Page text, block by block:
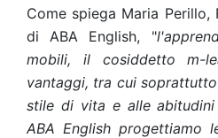
Come spiega Maria Perillo,
di ABA English, "
mobili, il cosiddetto m-
vantaggi, tra cui
stile di vita e alle
ABA English progettiamo